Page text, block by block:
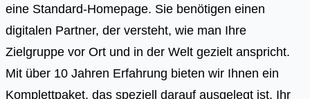
eine Standard-Homepage. Sie benötigen einen
digitalen Partner, der versteht, wie man Ihre
Zielgruppe vor Ort und in der Welt gezielt anspricht.
Mit über 10 Jahren Erfahrung bieten wir Ihnen ein
Komplettpaket, das speziell darauf ausgelegt ist, Ihr